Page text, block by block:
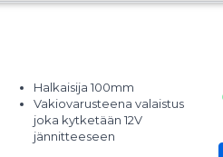
Halkaisija 100mm
Vakiovarusteena valaistus
joka kytketään 12V
jännitteeseen